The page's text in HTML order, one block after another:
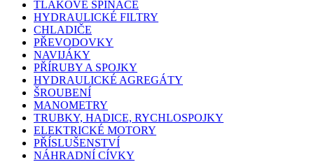
TLAKOVÉ SPÍNAČE
HYDRAULICKÉ FILTRY
CHLADIČE
PŘEVODOVKY
NAVIJÁKY
PŘÍRUBY A SPOJKY
HYDRAULICKÉ AGREGÁTY
ŠROUBENÍ
MANOMETRY
TRUBKY, HADICE, RYCHLOSPOJKY
ELEKTRICKÉ MOTORY
PŘÍSLUŠENSTVÍ
NÁHRADNÍ CÍVKY